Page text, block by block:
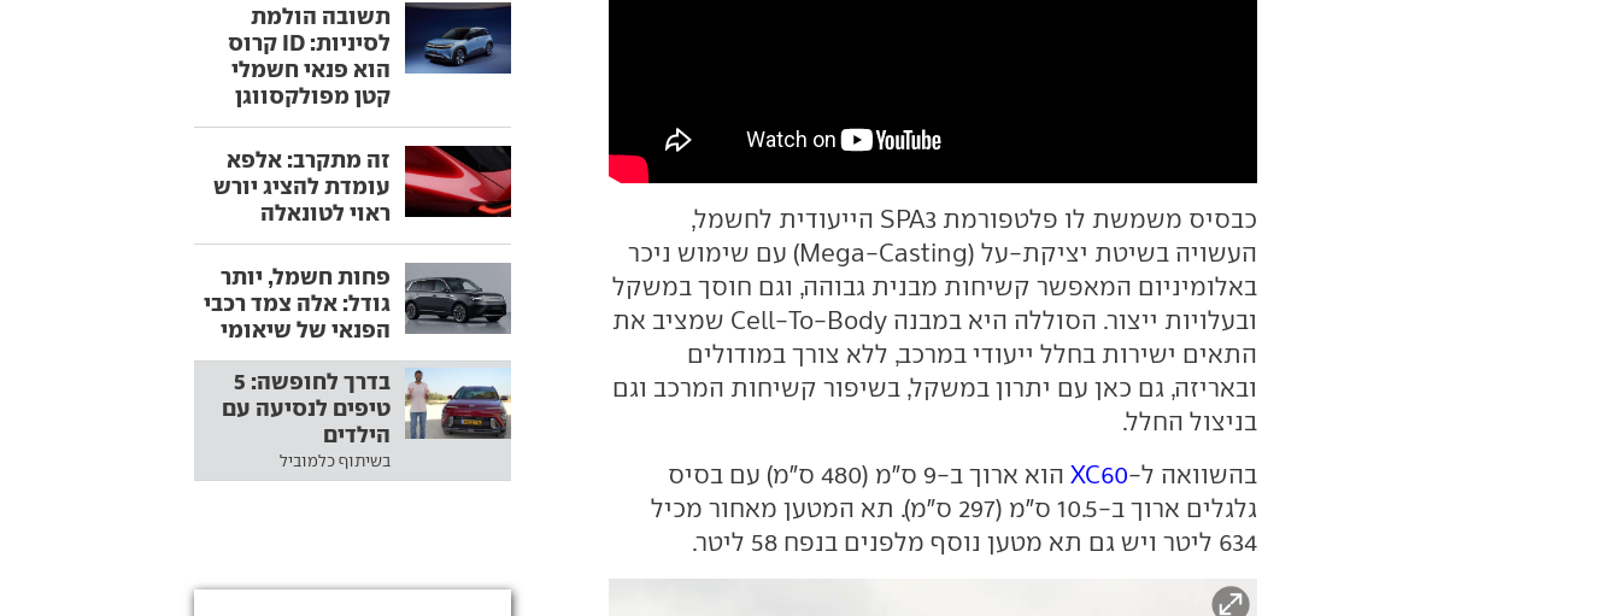
כבסיס משמשת לו פלטפורמת SPA3 הייעודית לחשמל,
העשויה בשיטת יציקת-על (Mega-Casting) עם שימוש ניכר
באלומיניום המאפשר קשיחות מבנית גבוהה, וגם חוסך במשקל
ובעלויות ייצור. הסוללה היא במבנה Cell-To-Body שמציב את
התאים ישירות בחלל ייעודי במרכב, ללא צורך במודולים
ובאריזה, גם כאן עם יתרון במשקל, בשיפור קשיחות המרכב וגם
בניצול החלל.
בהשוואה ל-XC60
הוא ארוך ב-9 ס"מ (480 ס"מ) עם בסיס
גלגלים ארוך ב-10.5 ס"מ (297 ס"מ). תא המטען מאחור מכיל
634 ליטר ויש גם תא מטען נוסף מלפנים בנפח 58 ליטר.
תשובה הולמת
לסיניות: ID קרוס
הוא פנאי חשמלי
קטן מפולקסווגן
זה מתקרב: אלפא
עומדת להציג יורש
ראוי לטונאלה
פחות חשמל, יותר
גודל: אלה צמד רכבי
הפנאי של שיאומי
בדרך לחופשה: 5
טיפים לנסיעה עם
הילדים
בשיתוף כלמוביל